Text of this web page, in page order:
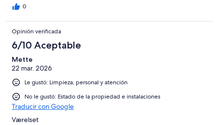
0
Opinión verificada
6/10 Aceptable
Mette
22 mar. 2026
Le gustó: Limpieza, personal y atención
No le gustó: Estado de la propiedad e instalaciones
Traducir con Google
Værelset